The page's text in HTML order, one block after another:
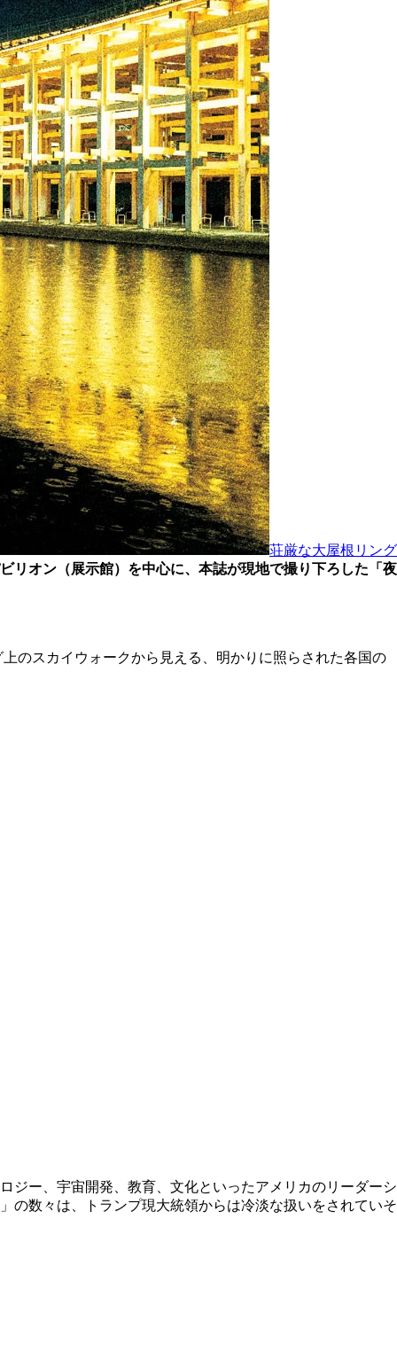
荘厳な大屋根リング
リオン（展示館）を中心に、本誌が現地で撮り下ろした「夜
のスカイウォークから見える、明かりに照らされた各国の
ジー、宇宙開発、教育、文化といったアメリカのリーダーシ
の数々は、トランプ現大統領からは冷淡な扱いをされていそ